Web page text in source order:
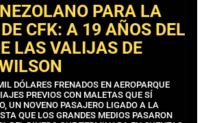
PARA LA
CFK: A 19 AÑOS DEL
LAS VALIJAS DE
DÓLARES FRENADOS EN AEROPARQUE
PREVIOS CON MALETAS QUE SÍ
UN NOVENO PASAJERO LIGADO A LA
QUE LOS GRANDES MEDIOS PASARON